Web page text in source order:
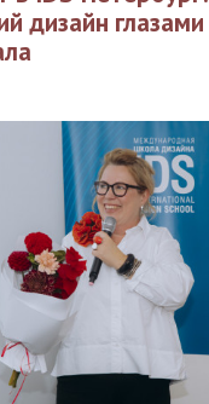
дизайн глазами